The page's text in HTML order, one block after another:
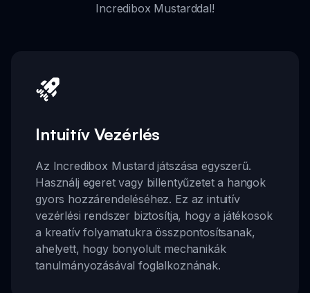
Incredibox Mustarddal!
Intuitív Vezérlés
Az Incredibox Mustard játszása egyszerű.
Használj egeret vagy billentyűzetet a hangok
gyors hozzárendeléséhez. Ez az intuitív
vezérlési rendszer biztosítja, hogy a játékosok
a kreatív folyamatukra összpontosítsanak,
ahelyett, hogy bonyolult mechanikák
tanulmányozásával foglalkoznának.